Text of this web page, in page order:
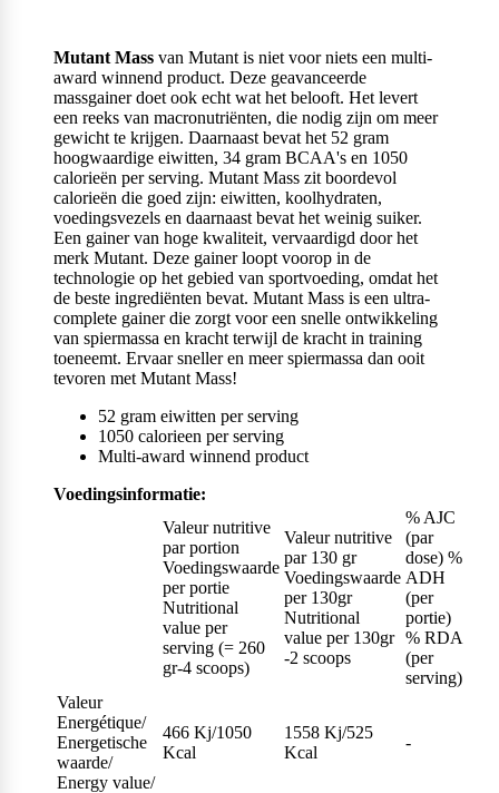
Mutant Mass van Mutant is niet voor niets een multi-
award winnend product. Deze geavanceerde
massgainer doet ook echt wat het belooft. Het levert
een reeks van macronutriënten, die nodig zijn om meer
gewicht te krijgen. Daarnaast bevat het 52 gram
hoogwaardige eiwitten, 34 gram BCAA's en 1050
calorieën per serving. Mutant Mass zit boordevol
calorieën die goed zijn: eiwitten, koolhydraten,
voedingsvezels en daarnaast bevat het weinig suiker.
Een gainer van hoge kwaliteit, vervaardigd door het
merk Mutant. Deze gainer loopt voorop in de
technologie op het gebied van sportvoeding, omdat het
de beste ingrediënten bevat. Mutant Mass is een ultra-
complete gainer die zorgt voor een snelle ontwikkeling
van spiermassa en kracht terwijl de kracht in training
toeneemt. Ervaar sneller en meer spiermassa dan ooit
tevoren met Mutant Mass!
52 gram eiwitten per serving
1050 calorieen per serving
Multi-award winnend product
Voedingsinformatie:
Valeur nutritive
par portion
Voedingswaarde
per portie
Nutritional
value per
serving (= 260
gr-4 scoops)
Valeur nutritive
par 130 gr
Voedingswaarde
per 130gr
Nutritional
value per 130gr
-2 scoops
% AJC
(par
dose) %
ADH
(per
portie)
% RDA
(per
serving)
Valeur
Energétique/
Energetische
waarde/
Energy value/
466 Kj/1050
Kcal
1558 Kj/525
Kcal
-